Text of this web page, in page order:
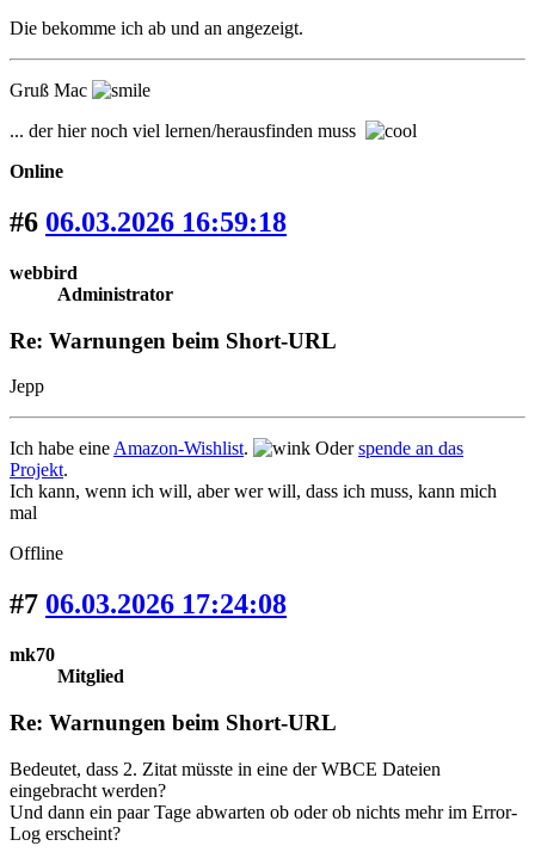
Die bekomme ich ab und an angezeigt.
Gruß Mac
... der hier noch viel lernen/herausfinden muss
Online
#6 06.03.2026 16:59:18
webbird
Administrator
Re: Warnungen beim Short-URL
Jepp
Ich habe eine Amazon-Wishlist. Oderspende an das
Projekt.
Ich kann, wenn ich will, aber wer will, dass ich muss, kann mich
mal
Offline
#7 06.03.2026 17:24:08
mk70
Mitglied
Re: Warnungen beim Short-URL
Bedeutet, dass 2. Zitat müsste in eine der WBCE Dateien
eingebracht werden?
Und dann ein paar Tage abwarten ob oder ob nichts mehr im Error-
Log erscheint?